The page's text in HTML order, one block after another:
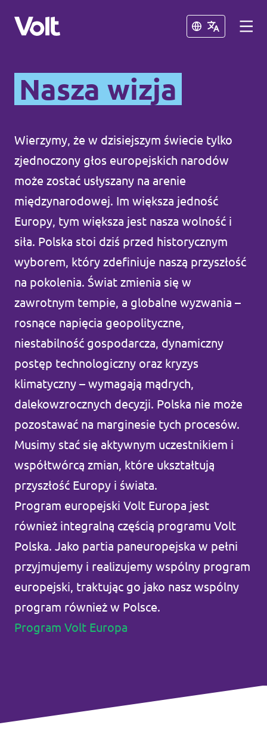
Zamknij
Strony innych oddziałów Volt
Volt Francja
Volt Hiszpania
Volt Niemcy
Volt Słowacja
Volt Ukraina
Volt Wielka Brytania
Volt Włochy
Zamknij
Postulaty
O Volt
Osoby
Wiadomości
Wydarzenia
Często zadawane pytania
Wesprzyj nas
Wakaty na wolne stanowiska
Dołącz do nas
Nasza wizja
Wierzymy, że w dzisiejszym świecie tylko
zjednoczony głos europejskich narodów
może zostać usłyszany na arenie
międzynarodowej. Im większa jedność
Europy, tym większa jest nasza wolność i
siła. Polska stoi dziś przed historycznym
wyborem, który zdefiniuje naszą przyszłość
na pokolenia. Świat zmienia się w
zawrotnym tempie, a globalne wyzwania –
rosnące napięcia geopolityczne,
niestabilność gospodarcza, dynamiczny
postęp technologiczny oraz kryzys
klimatyczny – wymagają mądrych,
dalekowzrocznych decyzji. Polska nie może
pozostawać na marginesie tych procesów.
Musimy stać się aktywnym uczestnikiem i
współtwórcą zmian, które ukształtują
przyszłość Europy i świata.
Program europejski Volt Europa jest
również integralną częścią programu Volt
Polska. Jako partia paneuropejska w pełni
przyjmujemy i realizujemy wspólny program
europejski, traktując go jako nasz wspólny
program również w Polsce.
Program Volt Europa